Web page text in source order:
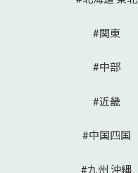
#関東
#中部
#近畿
#中国四国
#九州 沖縄